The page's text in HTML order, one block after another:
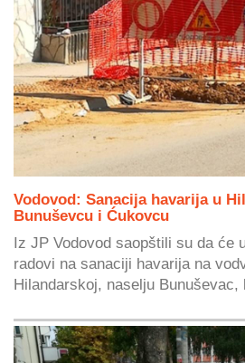
Vodovod: Sanacija havarija u
Bunuševcu i Ćukovcu
Iz JP Vodovod saopštili su da će
radovi na sanaciji havarija na
Hilandarskoj, naselju Bunuševac,